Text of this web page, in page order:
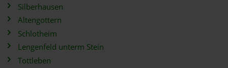
Silberhausen
Altengottern
Schlotheim
Lengenfeld unterm Stein
Tottleben